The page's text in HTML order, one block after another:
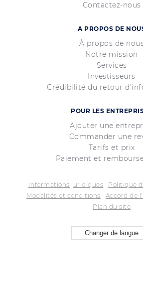
Contactez-nous
A PROPOS DE
À propos de
Notre mission
Services
Investisseurs
Crédibilité du retour
POUR LES
Ajouter une
Commander une
Tarifs et prix
Paiement et
Informations juridiques
Politique
Modalités et conditions
Accord de
Plan du site
Changer de langue